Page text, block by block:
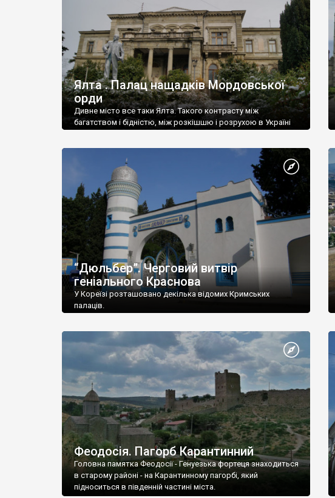
Ялта . Палац нащадків Мордовської
орди
Дивне місто все таки Ялта. Такого контрасту між
багатством і бідністю, між розкішшю і розрухою в Україні
“Дюльбер”. Черговий витвір
геніального Краснова
У Кореїзі розташовано декілька відомих Кримських
палаців.
Феодосія. Пагорб Карантинний
Головна памятка Феодосії - Генуезька фортеця знаходиться
в старому районі - на Карантинному пагорбі, який
підноситься в південній частині міста.